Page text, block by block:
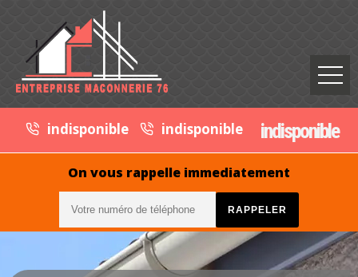
indisponible indisponible indisponible
On vous rappelle immediatement